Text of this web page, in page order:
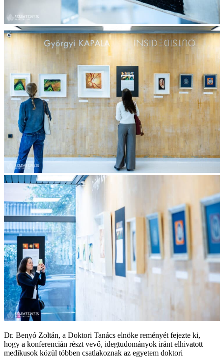
Dr. Benyó Zoltán, a Doktori Tanács elnöke reményét fejezte ki,
hogy a konferencián részt vevő, idegtudományok iránt elhivatott
medikusok közül többen csatlakoznak az egyetem doktori